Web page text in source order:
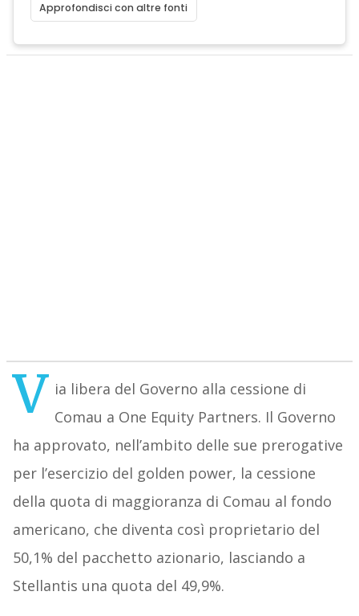
Approfondisci con altre fonti
V ia libera del Governo alla cessione di
Comau a One Equity Partners. Il Governo
ha approvato, nell’ambito delle sue prerogative
per l’esercizio del golden power, la cessione
della quota di maggioranza di Comau al fondo
americano, che diventa così proprietario del
50,1% del pacchetto azionario, lasciando a
Stellantis una quota del 49,9%.